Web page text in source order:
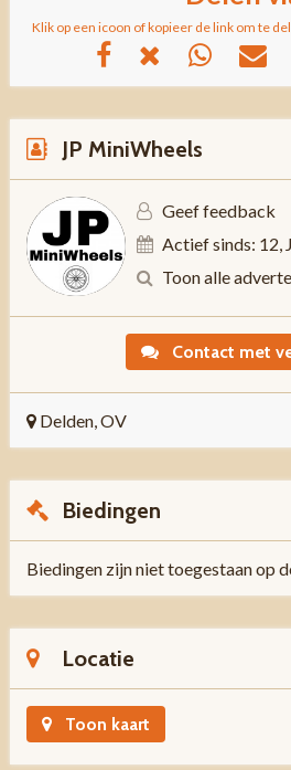
Klik op een icoon of kopieer de link om te
JP MiniWheels
Geef feedback
Actief sinds: 12,
Toon alle
Contact met
Delden, OV
Biedingen
Biedingen zijn niet toegestaan op
Locatie
Toon kaart